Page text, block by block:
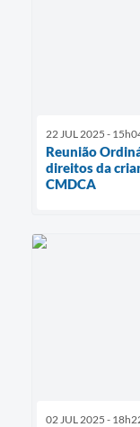
22 JUL 2025 -
Reunião
direitos da
CMDCA
02 JUL 2025 -